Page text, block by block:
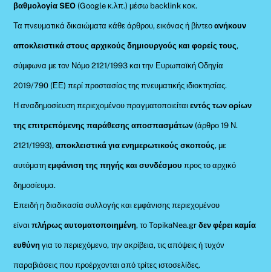
βαθμολογία SEO (Google κ.λπ.) μέσω backlink κοκ.
Τα πνευματικά δικαιώματα κάθε άρθρου, εικόνας ή βίντεοανήκουν
αποκλειστικά στους αρχικούς δημιουργούς και φορείς τους,
σύμφωνα με τον Νόμο 2121/1993 και την Ευρωπαϊκή Οδηγία
2019/790 (ΕΕ) περί προστασίας της πνευματικής ιδιοκτησίας.
Η αναδημοσίευση περιεχομένου πραγματοποιείταιεντός των ορίων
της επιτρεπόμενης παράθεσης αποσπασμάτων (άρθρο 19 Ν.
2121/1993), αποκλειστικά για ενημερωτικούς σκοπούς, με
αυτόματηεμφάνιση της πηγής και συνδέσμου προς το αρχικό
δημοσίευμα.
Επειδή η διαδικασία συλλογής και εμφάνισης περιεχομένου
είναιπλήρως αυτοματοποιημένη, το TopikaNea.grδεν φέρει καμία
ευθύνη για το περιεχόμενο, την ακρίβεια, τις απόψεις ή τυχόν
παραβιάσεις που προέρχονται από τρίτες ιστοσελίδες.